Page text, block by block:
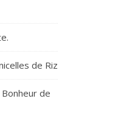
de Riz
de